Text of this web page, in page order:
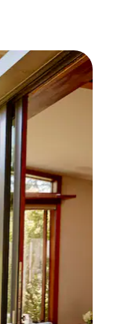
ili prelaskom prstom